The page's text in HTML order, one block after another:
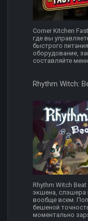
Corner Kitchen
где вы
быстрого
оборудование,
составляйте
Rhythm Witch:
Rhythm Witch
экшена, слэшера
вообще всем.
бешеной
моментально